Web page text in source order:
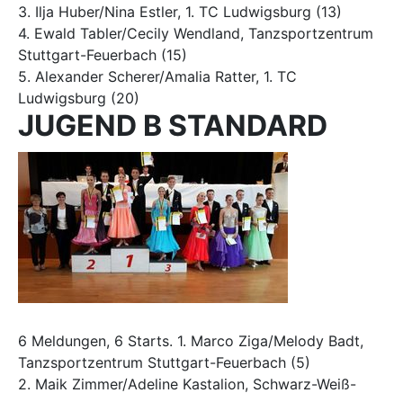
3. Ilja Huber/Nina Estler, 1. TC Ludwigsburg (13)
4. Ewald Tabler/Cecily Wendland, Tanzsportzentrum
Stuttgart-Feuerbach (15)
5. Alexander Scherer/Amalia Ratter, 1. TC
Ludwigsburg (20)
JUGEND B STANDARD
6 Meldungen, 6 Starts. 1. Marco Ziga/Melody Badt,
Tanzsportzentrum Stuttgart-Feuerbach (5)
2. Maik Zimmer/Adeline Kastalion, Schwarz-Weiß-